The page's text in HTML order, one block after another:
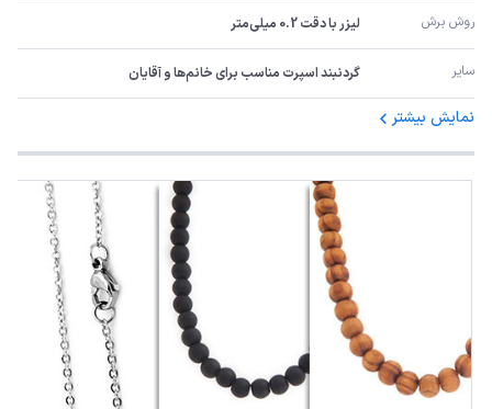
روش برش لیزر با دقت 0.2 میلی‌متر
سایر گردنبند اسپرت مناسب برای خانم‌ها و آقایان
نمایش بیشتر